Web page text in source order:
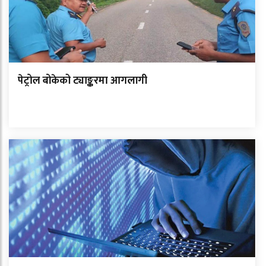
पेट्रोल बोकेको ट्याङ्करमा आगलागी